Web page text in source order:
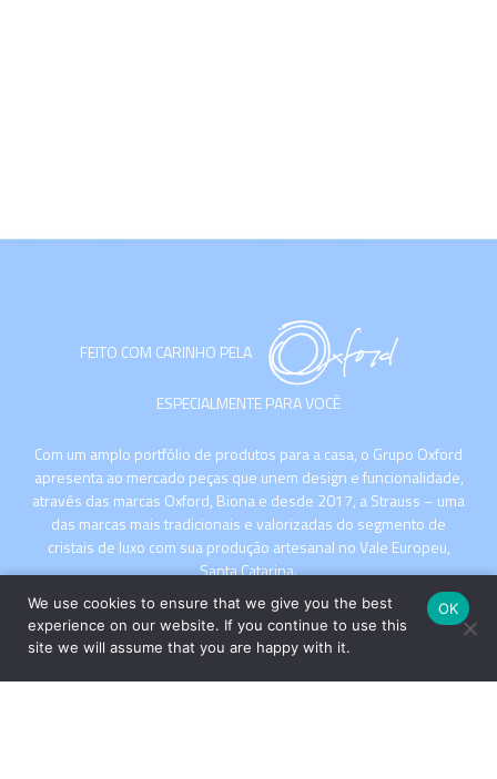
FEITO COM CARINHO PELA
ESPECIALMENTE PARA VOCÊ
Com um amplo portfólio de produtos para a casa, o Grupo Oxford
apresenta ao mercado peças que unem design e funcionalidade,
através das marcas Oxford, Biona e desde 2017, a Strauss – uma
das marcas mais tradicionais e valorizadas do segmento de
cristais de luxo com sua produção artesanal no Vale Europeu,
Santa Catarina.
We use cookies to ensure that we give you the best
experience on our website. If you continue to use this
site we will assume that you are happy with it.
OK